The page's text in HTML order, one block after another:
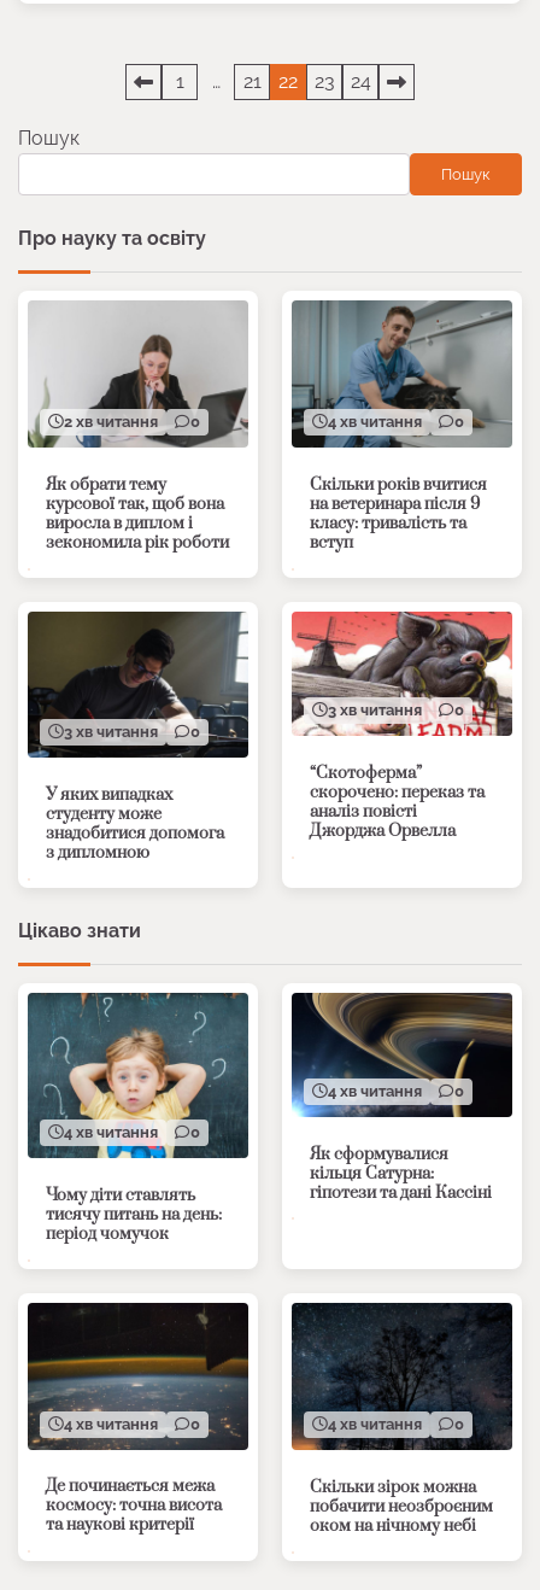
Пагінація
записів
1 … 21 22 23 24
Пошук
Пошук
Про науку та освіту
2 хв читання 0
Як обрати тему
курсової так, щоб вона
виросла в диплом і
зекономила рік роботи
4 хв читання 0
Скільки років вчитися
на ветеринара після 9
класу: тривалість та
вступ
3 хв читання 0
У яких випадках
студенту може
знадобитися допомога
з дипломною
3 хв читання 0
“Скотоферма”
скорочено: переказ та
аналіз повісті
Джорджа Орвелла
Цікаво знати
4 хв читання 0
Чому діти ставлять
тисячу питань на день:
період чомучок
4 хв читання 0
Як сформувалися
кільця Сатурна:
гіпотези та дані Кассіні
4 хв читання 0
Де починається межа
космосу: точна висота
та наукові критерії
4 хв читання 0
Скільки зірок можна
побачити неозброєним
оком на нічному небі